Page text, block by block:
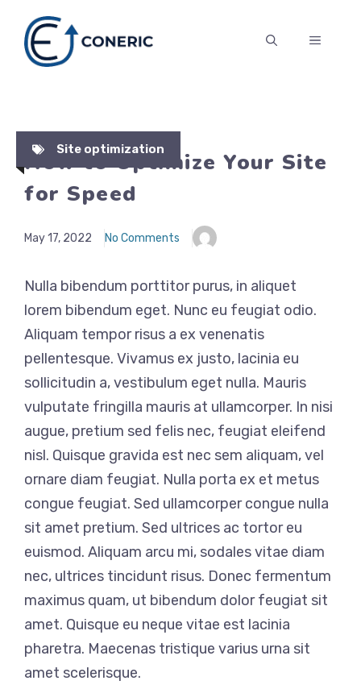
content
MENU
Site optimization
How to Optimize Your Site
for Speed
May 17, 2022 No Comments
Nulla bibendum porttitor purus, in aliquet
lorem bibendum eget. Nunc eu feugiat odio.
Aliquam tempor risus a ex venenatis
pellentesque. Vivamus ex justo, lacinia eu
sollicitudin a, vestibulum eget nulla. Mauris
vulputate fringilla mauris at ullamcorper. In nisi
augue, pretium sed felis nec, feugiat eleifend
nisl. Quisque gravida est nec sem aliquam, vel
ornare diam feugiat. Nulla porta ex et metus
congue feugiat. Sed ullamcorper congue nulla
sit amet pretium. Sed ultrices ac tortor eu
euismod. Aliquam arcu mi, sodales vitae diam
nec, ultrices tincidunt risus. Donec fermentum
maximus quam, ut bibendum dolor feugiat sit
amet. Quisque eu neque vitae est lacinia
pharetra. Maecenas tristique varius urna sit
amet scelerisque.